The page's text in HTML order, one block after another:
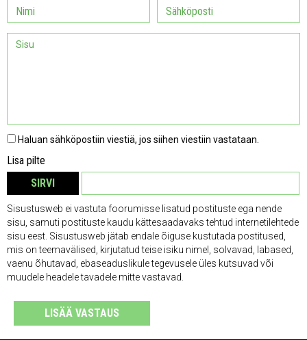
Haluan sähköpostiin viestiä, jos siihen viestiin vastataan.
Lisa pilte
SIRVI
Sisustusweb ei vastuta foorumisse lisatud postituste ega nende
sisu, samuti postituste kaudu kättesaadavaks tehtud internetilehtede
sisu eest. Sisustusweb jätab endale õiguse kustutada postitused,
mis on teemavälised, kirjutatud teise isiku nimel, solvavad, labased,
vaenu õhutavad, ebaseaduslikule tegevusele üles kutsuvad või
muudele headele tavadele mitte vastavad.
LISÄÄ VASTAUS